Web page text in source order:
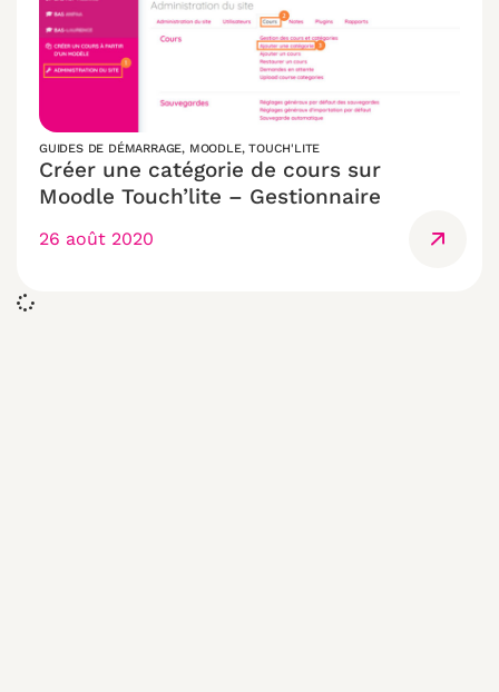
GUIDES DE DÉMARRAGE, MOODLE,TOUCH'LITE
Créer une catégorie de cours sur
Moodle Touch’lite – Gestionnaire
26 août 2020